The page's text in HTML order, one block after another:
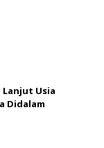
Lanjut Usia
Didalam